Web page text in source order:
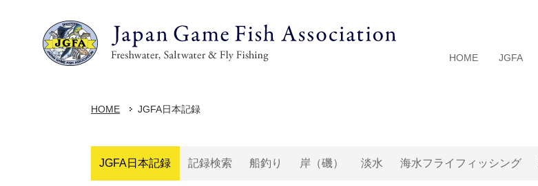
HOME JGFA
HOME JGFA日本記録
JGFA日本記録 記録検索 船釣り 岸（磯） 淡水 海水フライフィッシング